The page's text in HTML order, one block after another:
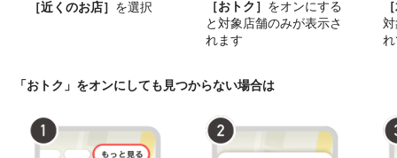
［近くのお店］ を選択 ［おトク］ をオンにする
と対象店舗のみが表示さ
れます
「おトク」をオンにしても見つからない場合は